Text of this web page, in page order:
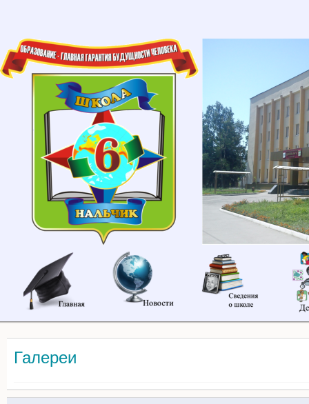
Главная Новости
Галереи